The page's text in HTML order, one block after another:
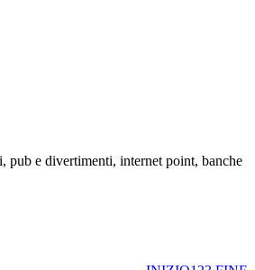
pub e divertimenti, internet point, banche